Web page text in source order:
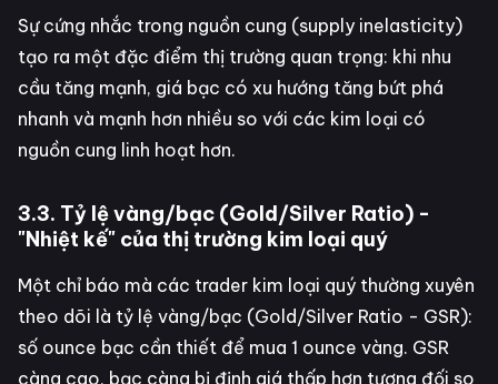
Sự cứng nhắc trong nguồn cung (supply inelasticity)
tạo ra một đặc điểm thị trường quan trọng: khi nhu
cầu tăng mạnh, giá bạc có xu hướng tăng bứt phá
nhanh và mạnh hơn nhiều so với các kim loại có
nguồn cung linh hoạt hơn.
3.3. Tỷ lệ vàng/bạc (Gold/Silver Ratio) -
"Nhiệt kế" của thị trường kim loại quý
Một chỉ báo mà các trader kim loại quý thường xuyên
theo dõi là tỷ lệ vàng/bạc (Gold/Silver Ratio - GSR):
số ounce bạc cần thiết để mua 1 ounce vàng. GSR
càng cao, bạc càng bị định giá thấp hơn tương đối so